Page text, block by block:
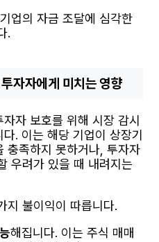
업의 자금 조달에 심각한
.
자자에게 미치는 영향
자 보호를 위해 시장 감시
. 이는 해당 기업이 상장기
충족하지 못하거나, 투자자
우려가 있을 때 내려지는
지 불이익이 따릅니다.
해집니다. 이는 주식 매매